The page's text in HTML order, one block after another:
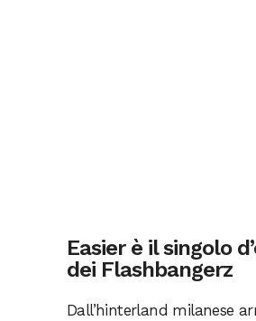
Easier è il singolo
dei Flashbangerz
Dall’hinterland milanese